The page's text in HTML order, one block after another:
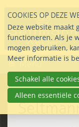
links
over
Direct
naar
inhoud
Direct
naar
het
Menu
COOKIES OP DEZE
Deze website maakt
functioneren. Als je
mogen gebruiken,
Meer informatie is
Schakel alle
Alleen essentiële